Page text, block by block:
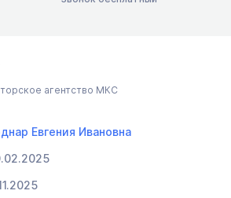
агентство МКС
Евгения Ивановна